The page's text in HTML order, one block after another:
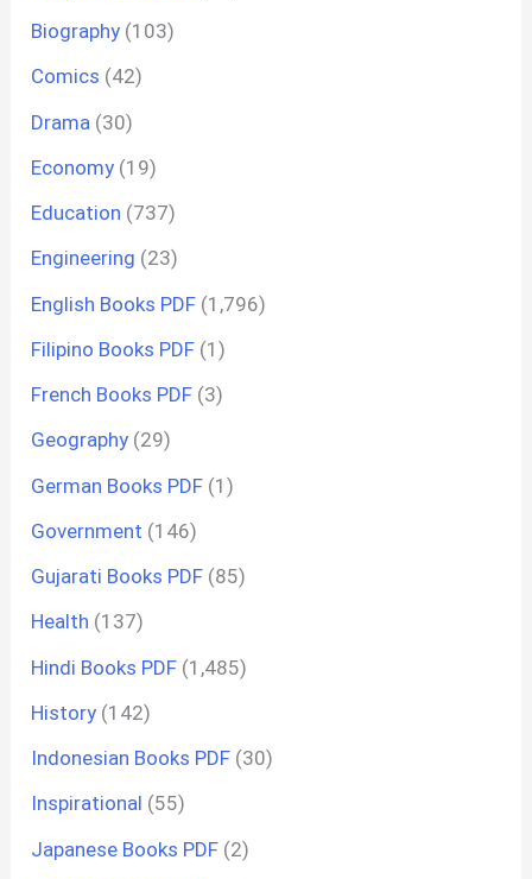
Biography (103)
Comics (42)
Drama (30)
Economy (19)
Education (737)
Engineering (23)
English Books PDF (1,796)
Filipino Books PDF (1)
French Books PDF (3)
Geography (29)
German Books PDF (1)
Government (146)
Gujarati Books PDF (85)
Health (137)
Hindi Books PDF (1,485)
History (142)
Indonesian Books PDF (30)
Inspirational (55)
Japanese Books PDF (2)